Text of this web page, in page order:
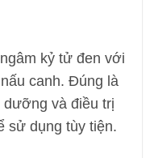
kỷ tử đen với
canh. Đúng là
dưỡng và điều trị
sử dụng tùy tiện.